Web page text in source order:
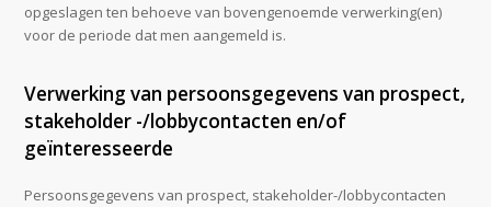
opgeslagen ten behoeve van bovengenoemde verwerking(en)
voor de periode dat men aangemeld is.
Verwerking van persoonsgegevens van prospect,
stakeholder -/lobbycontacten en/of
geïnteresseerde
Persoonsgegevens van prospect, stakeholder-/lobbycontacten